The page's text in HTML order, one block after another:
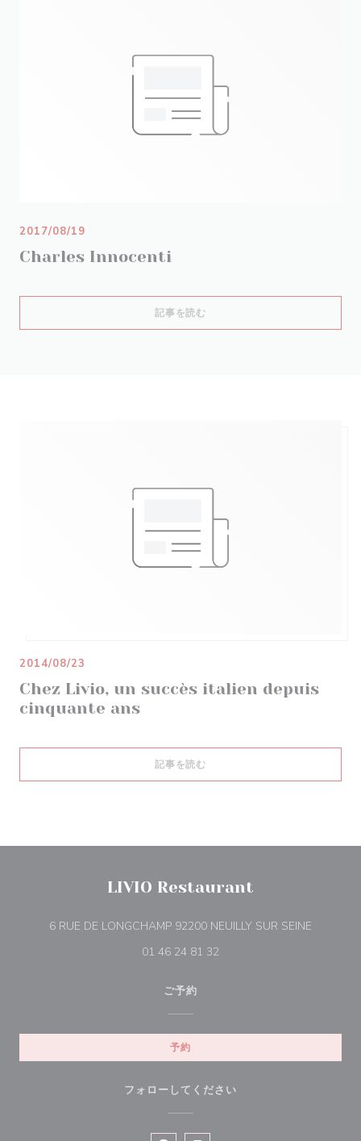
Charles Innocenti
2017/08/19
記事を読む
Chez Livio, un succès italien depuis
cinquante ans
2014/08/23
記事を読む
LIVIO Restaurant
6 RUE DE LONGCHAMP 92200 NEUILLY SUR SEINE
01 46 24 81 32
ご予約
予約
フォローしてください